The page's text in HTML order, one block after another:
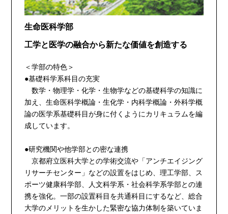
生命医科学部
工学と医学の融合から新たな価値を創造する
＜学部の特色＞
●基礎科学系科目の充実
数学・物理学・化学・生物学などの基礎科学の知識に
加え、生命医科学概論・生化学・内科学概論・外科学概
論の医学系基礎科目が身に付くようにカリキュラムを編
成しています。
●研究機関や他学部との密な連携
京都府立医科大学との学術交流や「アンチエイジング
リサーチセンター」などの設置をはじめ、理工学部、ス
ポーツ健康科学部、人文科学系・社会科学系学部との連
携を強化。一部の設置科目を共通科目にするなど、総合
大学のメリットを生かした緊密な協力体制を築いていま